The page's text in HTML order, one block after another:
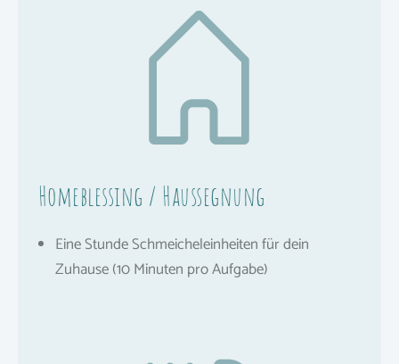
Homeblessing / Haussegnung
Eine Stunde Schmeicheleinheiten für dein
Zuhause (10 Minuten pro Aufgabe)